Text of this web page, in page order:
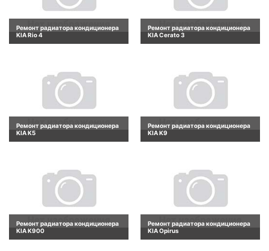
Ремонт радиатора кондиционера
KIA Rio 4
Ремонт радиатора кондиционера
KIA Cerato 3
Ремонт радиатора кондиционера
KIA K5
Ремонт радиатора кондиционера
KIA K9
Ремонт радиатора кондиционера
KIA K900
Ремонт радиатора кондиционера
KIA Opirus